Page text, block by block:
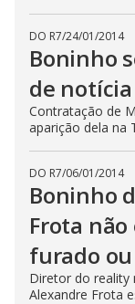
DO R7/24/01/2014
Boninho
de
Contratação de
aparição dela na
DO R7/06/01/2014
Boninho
Frota não
furado
Diretor do reality
Alexandre Frota